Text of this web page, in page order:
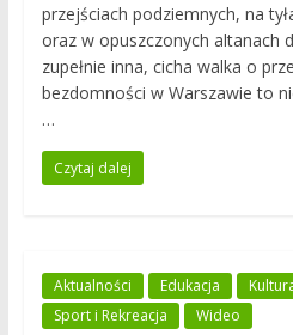
przejściach podziemnych, na
oraz w opuszczonych altanach
zupełnie inna, cicha walka o
bezdomności w Warszawie to
…
Czytaj dalej
Aktualności Edukacja
Sport i Rekreacja
Wideo